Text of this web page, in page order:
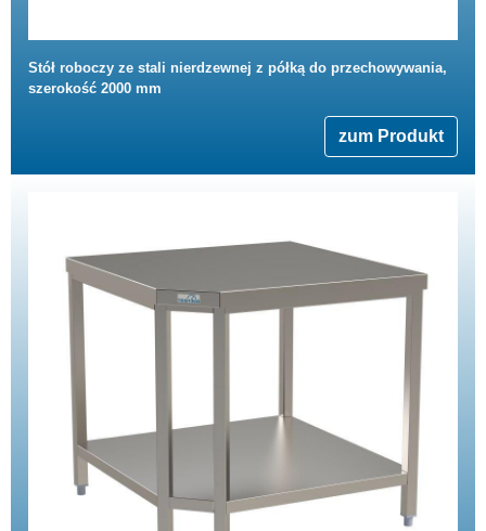
Stół roboczy ze stali nierdzewnej z półką do przechowywania,
szerokość 2000 mm
zum Produkt